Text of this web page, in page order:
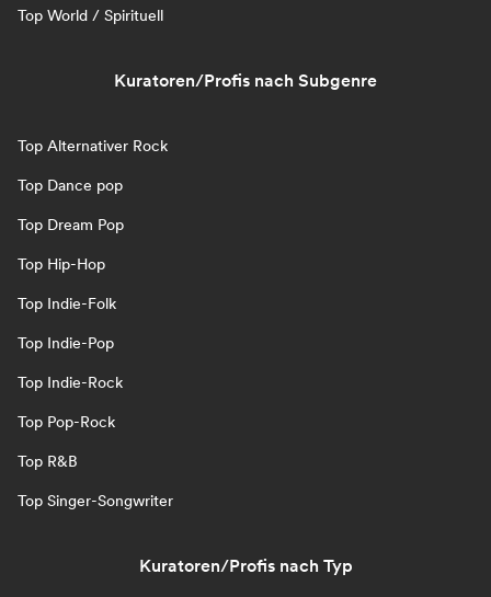
Top World / Spirituell
Kuratoren/Profis nach Subgenre
Top Alternativer Rock
Top Dance pop
Top Dream Pop
Top Hip-Hop
Top Indie-Folk
Top Indie-Pop
Top Indie-Rock
Top Pop-Rock
Top R&B
Top Singer-Songwriter
Kuratoren/Profis nach Typ